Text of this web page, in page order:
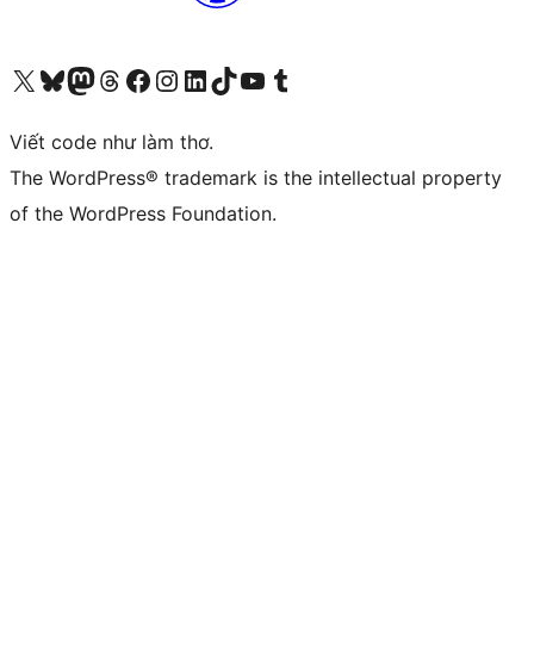
Truy cập tài khoản X (trước đây là Twitter) của chúng tôiVisit our Bluesky account
Visit our Mastodon account
Visit our Threads account
Xem trang Facebook của chúng tôiTruy cập tài khoản Instagram của chúng tôiTruy cập tài khoản LinkedIn của chúng tôiVisit our TikTok account
Truy cập kênh YouTube của chúng tôi Visit our Tumblr account
Viết code như làm thơ.
The WordPress® trademark is the intellectual property
of the WordPress Foundation.